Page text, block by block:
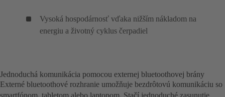
Vysoká hospodárnosť vďaka nižším nákladom na
energiu a životný cyklus čerpadiel
Jednoduchá komunikácia pomocou externej bluetoothovej brány
Externé bluetoothové rozhranie umožňuje bezdrôtovú komunikáciu so